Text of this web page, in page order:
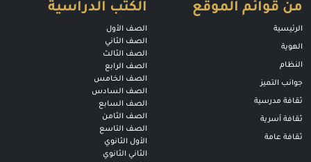
من قوائم الموقع
الرئيسية
الهوية
النظام
جوانب التميز
ثقافة مدرسية
ثقافة أسرية
ثقافة عامة
الكتب الدراسية
الصف الأول
الصف الثاني
الصف الثالث
الصف الرابع
الصف الخامس
الصف السادس
الصف السابع
الصف الثامن
الصف التاسع
الأول الثانوي
الثاني الثانوي